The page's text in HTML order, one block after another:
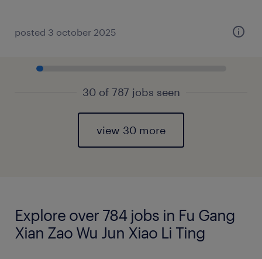
posted 3 october 2025
30 of 787 jobs seen
view 30 more
Explore over 784 jobs in Fu Gang
Xian Zao Wu Jun Xiao Li Ting